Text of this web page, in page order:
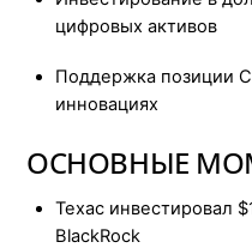
цифровых активов
Поддержка позиции
инновациях
ОСНОВНЫЕ
Техас инвестировал
BlackRock